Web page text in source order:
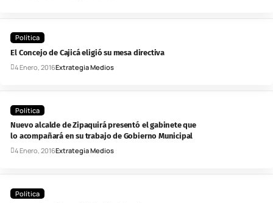
Política
El Concejo de Cajicá eligió su mesa directiva
4 Enero, 2016Extrategia Medios
Política
Nuevo alcalde de Zipaquirá presentó el gabinete que
lo acompañará en su trabajo de Gobierno Municipal
4 Enero, 2016Extrategia Medios
Política